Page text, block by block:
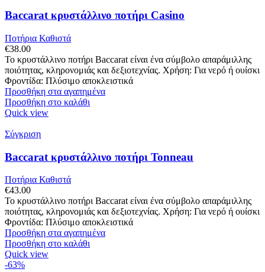
Baccarat κρυστάλλινο ποτήρι Casino
Ποτήρια Καθιστά
€38.00
Το κρυστάλλινο ποτήρι Baccarat είναι ένα σύμβολο απαράμιλλης
ποιότητας, κληρονομιάς και δεξιοτεχνίας. Χρήση: Για νερό ή ουίσκι
Φροντίδα: Πλύσιμο αποκλειστικά
Προσθήκη στα αγαπημένα
Προσθήκη στο καλάθι
Quick view
Σύγκριση
Baccarat κρυστάλλινο ποτήρι Tonneau
Ποτήρια Καθιστά
€43.00
Το κρυστάλλινο ποτήρι Baccarat είναι ένα σύμβολο απαράμιλλης
ποιότητας, κληρονομιάς και δεξιοτεχνίας. Χρήση: Για νερό ή ουίσκι
Φροντίδα: Πλύσιμο αποκλειστικά
Προσθήκη στα αγαπημένα
Προσθήκη στο καλάθι
Quick view
-63%